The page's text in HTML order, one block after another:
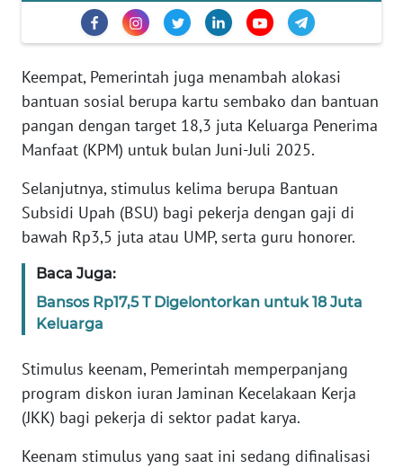
Keempat, Pemerintah juga menambah alokasi
bantuan sosial berupa kartu sembako dan bantuan
pangan dengan target 18,3 juta Keluarga Penerima
Manfaat (KPM) untuk bulan Juni-Juli 2025.
Selanjutnya, stimulus kelima berupa Bantuan
Subsidi Upah (BSU) bagi pekerja dengan gaji di
bawah Rp3,5 juta atau UMP, serta guru honorer.
Baca Juga:
Bansos Rp17,5 T Digelontorkan untuk 18 Juta
Keluarga
Stimulus keenam, Pemerintah memperpanjang
program diskon iuran Jaminan Kecelakaan Kerja
(JKK) bagi pekerja di sektor padat karya.
Keenam stimulus yang saat ini sedang difinalisasi
PEDOMAN
SIBER
REDAKSI
KARIR
DISCLAIMER
Wahana
Regional
SUMUT
WN